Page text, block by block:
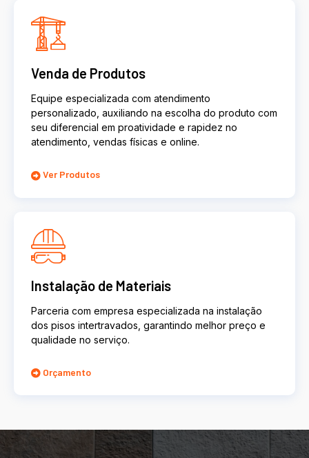
Venda de Produtos
Equipe especializada com atendimento
personalizado, auxiliando na escolha do produto com
seu diferencial em proatividade e rapidez no
atendimento, vendas físicas e online.
Ver Produtos
Instalação de Materiais
Parceria com empresa especializada na instalação
dos pisos intertravados, garantindo melhor preço e
qualidade no serviço.
Orçamento